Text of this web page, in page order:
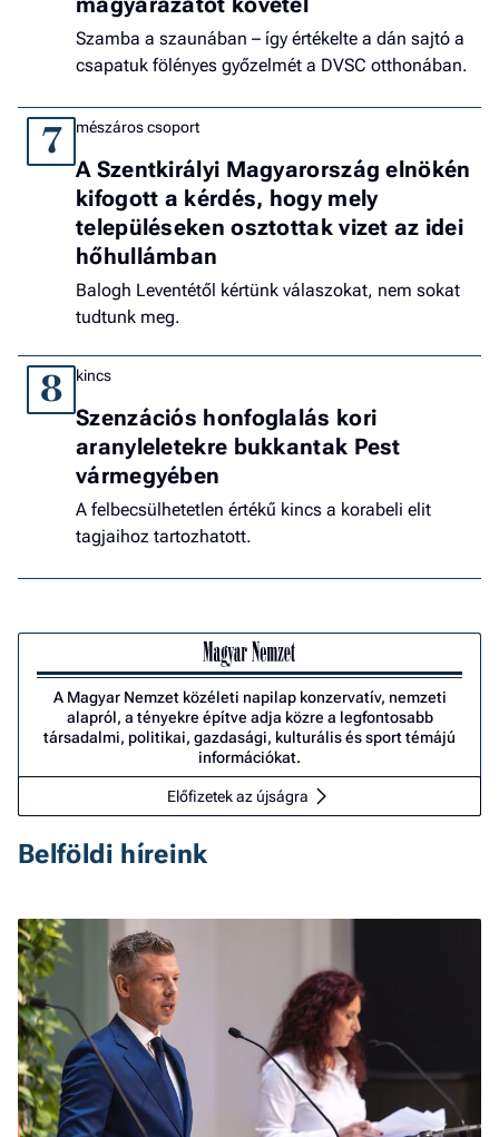
Szamba a szaunában – így értékelte a dán sajtó a
csapatuk fölényes győzelmét a DVSC otthonában.
7 mészáros csoport
A Szentkirályi Magyarország elnökén
kifogott a kérdés, hogy mely
településeken osztottak vizet az idei
hőhullámban
Balogh Leventétől kértünk válaszokat, nem sokat
tudtunk meg.
8 kincs
Szenzációs honfoglalás kori
aranyleletekre bukkantak Pest
vármegyében
A felbecsülhetetlen értékű kincs a korabeli elit
tagjaihoz tartozhatott.
A Magyar Nemzet közéleti napilap konzervatív, nemzeti
alapról, a tényekre építve adja közre a legfontosabb
társadalmi, politikai, gazdasági, kulturális és sport témájú
információkat.
Előfizetek az újságra
Belföldi híreink